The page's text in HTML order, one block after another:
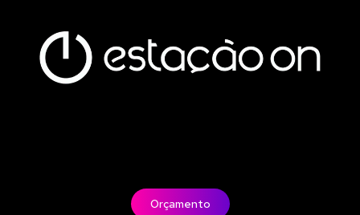
Orçamento